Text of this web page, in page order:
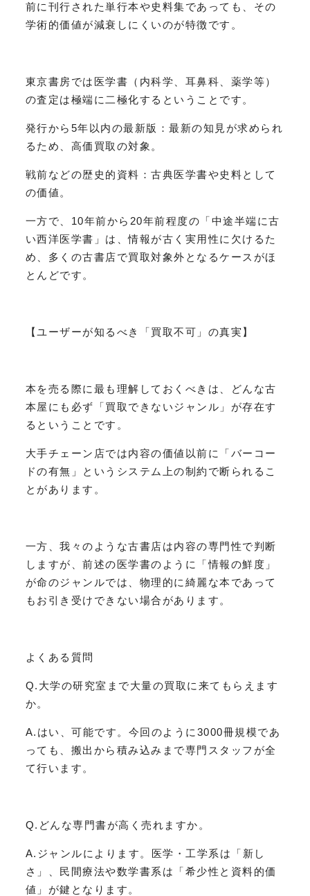
前に刊行された単行本や史料集であっても、その
学術的価値が減衰しにくいのが特徴です。
東京書房では医学書（内科学、耳鼻科、薬学等）
の査定は極端に二極化するということです。
発行から5年以内の最新版：最新の知見が求められ
るため、高価買取の対象。
戦前などの歴史的資料：古典医学書や史料として
の価値。
一方で、10年前から20年前程度の「中途半端に古
い西洋医学書」は、情報が古く実用性に欠けるた
め、多くの古書店で買取対象外となるケースがほ
とんどです。
【ユーザーが知るべき「買取不可」の真実】
本を売る際に最も理解しておくべきは、どんな古
本屋にも必ず「買取できないジャンル」が存在す
るということです。
大手チェーン店では内容の価値以前に「バーコー
ドの有無」というシステム上の制約で断られるこ
とがあります。
一方、我々のような古書店は内容の専門性で判断
しますが、前述の医学書のように「情報の鮮度」
が命のジャンルでは、物理的に綺麗な本であって
もお引き受けできない場合があります。
よくある質問
Q.大学の研究室まで大量の買取に来てもらえます
か。
A.はい、可能です。今回のように3000冊規模であ
っても、搬出から積み込みまで専門スタッフが全
て行います。
Q.どんな専門書が高く売れますか。
A.ジャンルによります。医学・工学系は「新し
さ」、民間療法や数学書系は「希少性と資料的価
値」が鍵となります。